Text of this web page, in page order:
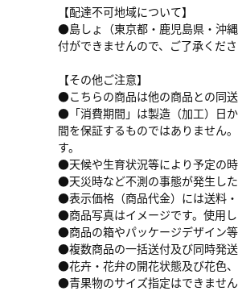
【配達不可地域について】
●島しょ（東京都・鹿児島県・沖
付ができませんので、ご了承くださ
【その他ご注意】
●こちらの商品は他の商品との同送
●「消費期間」は製造（加工）日
間を保証するものではありません
す。
●天候や生育状況等により予定の
●天災時など不測の事態が発生し
●表示価格（商品代金）には送料・
●商品写真はイメージです。使用
●商品の箱やパッケージデザイン
●複数商品の一括送付及び同時発
●花卉・花弁の開花状態及び花色
●青果物のサイズ指定はできませ